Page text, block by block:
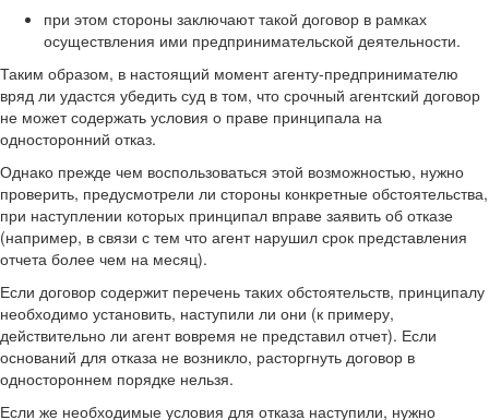
при этом стороны заключают такой договор в рамках
осуществления ими предпринимательской деятельности.
Таким образом, в настоящий момент агенту-предпринимателю
вряд ли удастся убедить суд в том, что срочный агентский договор
не может содержать условия о праве принципала на
односторонний отказ.
Однако прежде чем воспользоваться этой возможностью, нужно
проверить, предусмотрели ли стороны конкретные обстоятельства,
при наступлении которых принципал вправе заявить об отказе
(например, в связи с тем что агент нарушил срок представления
отчета более чем на месяц).
Если договор содержит перечень таких обстоятельств, принципалу
необходимо установить, наступили ли они (к примеру,
действительно ли агент вовремя не представил отчет). Если
оснований для отказа не возникло, расторгнуть договор в
одностороннем порядке нельзя.
Если же необходимые условия для отказа наступили, нужно